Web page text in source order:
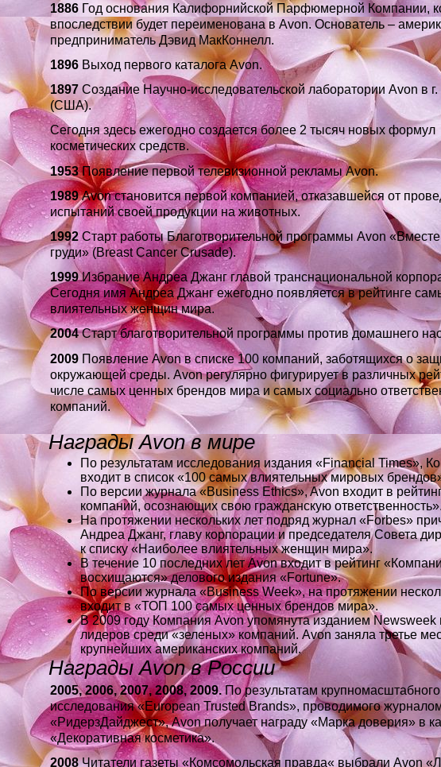
1886Год основания Калифорнийской Парфюмерной Компании,
впоследствии будет переименована в Avon. Основатель –
предприниматель Дэвид МакКоннелл.
1896Выход первого каталога Avon.
1897Создание Научно-исследовательской лаборатории Avon в
(США).
Сегодня здесь ежегодно создается более 2 тысяч новых формул
косметических средств.
1953Появление первой телевизионной рекламы Avon.
1989Avon становится первой компанией, отказавшейся от
испытаний своей продукции на животных.
1992Старт работы Благотворительной программы Avon «Вместе
груди» (Breast Cancer Crusade).
1999Избрание Андреа Джанг главой транснациональной
Сегодня имя Андреа Джанг ежегодно появляется в рейтинге
влиятельных женщин мира.
2004Старт благотворительной программы против домашнего
2009Появление Avon в списке 100 компаний, заботящихся о
окружающей среды. Avon регулярно фигурирует в различных
числе самых ценных брендов мира и самых социально
компаний.
Награды Avon в мире
По результатам исследования издания «Financial Times»,
входит в список «100 самых влиятельных мировых
По версии журнала «Business Ethics», Avon входит в
компаний, осознающих свою гражданскую
На протяжении нескольких лет подряд журнал «Forbes»
Андреа Джанг, главу корпорации и председателя Совета
к списку «Наиболее влиятельных женщин мира».
В течение 10 последних лет Avon входит в рейтинг
восхищаются» делового издания «Fortune».
По версии журнала «Business Week», на протяжении
входит в «ТОП 100 самых ценных брендов мира».
В 2009 году Компания Avon упомянута изданием Newsweek
лидеров среди «зеленых» компаний. Avon заняла третье
крупнейших американских компаний.
Награды Avon в России
2005, 2006, 2007, 2008, 2009.По результатам крупномасштабного
исследования «European Trusted Brands», проводимого
«РидерзДайджест», Avon получает награду «Марка доверия» в
«Декоративная косметика».
2008Читатели газеты «Комсомольская правда« выбрали Avon